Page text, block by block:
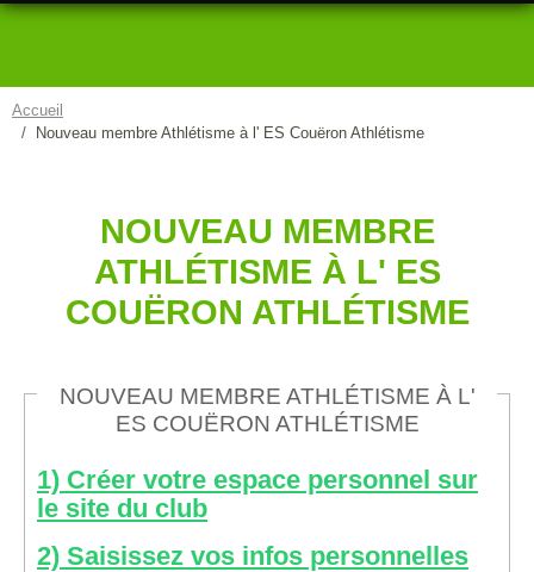
Accueil
Nouveau membre Athlétisme à l' ES Couëron Athlétisme
NOUVEAU MEMBRE
ATHLÉTISME À L' ES
COUËRON ATHLÉTISME
NOUVEAU MEMBRE ATHLÉTISME À L'
ES COUËRON ATHLÉTISME
1) Créer votre espace personnel sur
le site du club
2) Saisissez vos infos personnelles